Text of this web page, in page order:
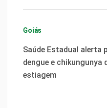
Goiás
Saúde Estadual alerta
dengue e chikungunya
estiagem